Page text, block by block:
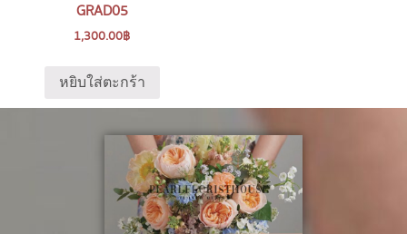
GRAD05
1,300.00฿
หยิบใส่ตะกร้า